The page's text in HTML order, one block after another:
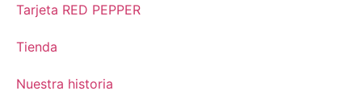
Tarjeta RED PEPPER
Tienda
Nuestra historia